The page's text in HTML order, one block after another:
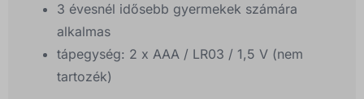
3 évesnél idősebb gyermekek számára
alkalmas
tápegység: 2 x AAA / LR03 / 1,5 V (nem
tartozék)